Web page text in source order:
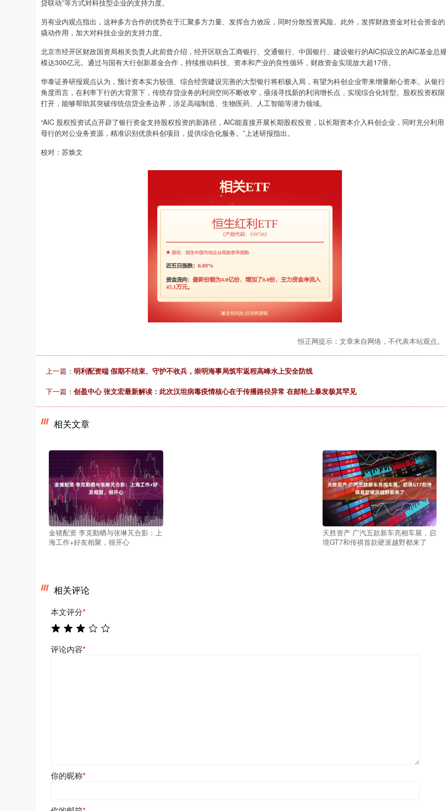
贷联动”等方式对科技型企业的支持力度。
另有业内观点指出，这种多方合作的优势在于汇聚多方力量、发挥合力效应，同时分散投资风险。此外，发挥财政资金对社会资金的
撬动作用，加大对科技企业的支持力度。
北京市经开区财政国资局相关负责人此前曾介绍，经开区联合工商银行、交通银行、中国银行、建设银行的AIC拟设立的AIC基金总
模达300亿元。通过与国有大行创新基金合作，持续推动科技、资本和产业的良性循环，财政资金实现放大超17倍。
华泰证券研报观点认为，预计资本实力较强、综合经营建设完善的大型银行将积极入局，有望为科创企业带来增量耐心资本。从银行
角度而言，在利率下行的大背景下，传统存贷业务的利润空间不断收窄，亟须寻找新的利润增长点，实现综合化转型。股权投资权限
打开，能够帮助其突破传统信贷业务边界，涉足高端制造、生物医药、人工智能等潜力领域。
“AIC 股权投资试点开辟了银行资金支持股权投资的新路径，AIC能直接开展长期股权投资，以长期资本介入科创企业，同时充分利用
母行的对公业务资源，精准识别优质科创项目，提供综合化服务。”上述研报指出。
校对：苏焕文
恒正网提示：文章来自网络，不代表本站观点。
上一篇： 明利配资端 假期不结束、守护不收兵，崇明海事局筑牢返程高峰水上安全防线
下一篇： 创盈中心 张文宏最新解读：此次汉坦病毒疫情核心在于传播路径异常 在邮轮上暴发极其罕见
相关文章
金猪配资 李克勤晒与张琳芃合影：上
海工作+好友相聚，很开心
天胜资产 广汽五款新车亮相车展，启
境GT7和传祺首款硬派越野都来了
相关评论
本文评分*
评论内容*
你的昵称*